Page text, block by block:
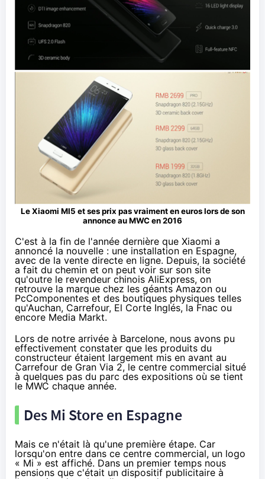
Le Xiaomi MI5 et ses prix pas vraiment en euros lors de son
annonce auMWCen 2016
C'est à la fin de l'année dernière que Xiaomi a
annoncé la nouvelle : une installation en Espagne,
avec de la vente directe en ligne. Depuis, la société
a fait du chemin et on peut voir sur son site
qu'outre le revendeur chinois AliExpress, on
retrouve la marque chez les géants Amazon ou
PcComponentes et des boutiques physiques telles
qu'Auchan, Carrefour, El Corte Inglés, la Fnac ou
encore Media Markt.
Lors de notre arrivée à Barcelone, nous avons pu
effectivement constater que les produits du
constructeur étaient largement mis en avant au
Carrefour de Gran Via 2, le centre commercial situé
à quelques pas du parc des expositions où se tient
le MWC chaque année.
Des Mi Store en Espagne
Mais ce n'était là qu'une première étape. Car
lorsqu'on entre dans ce centre commercial, un logo
« Mi » est affiché. Dans un premier temps nous
pensions que c'était un dispositif publicitaire à